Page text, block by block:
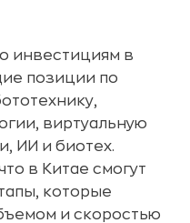
инвестициям в
позиции по
виртуальную
ИИ и биотех.
в Китае смогут
которые
и скоростью